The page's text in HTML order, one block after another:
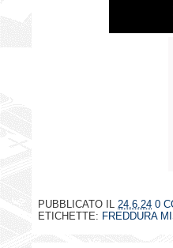
PUBBLICATO IL 24.6.24 0
ETICHETTE: FREDDURA